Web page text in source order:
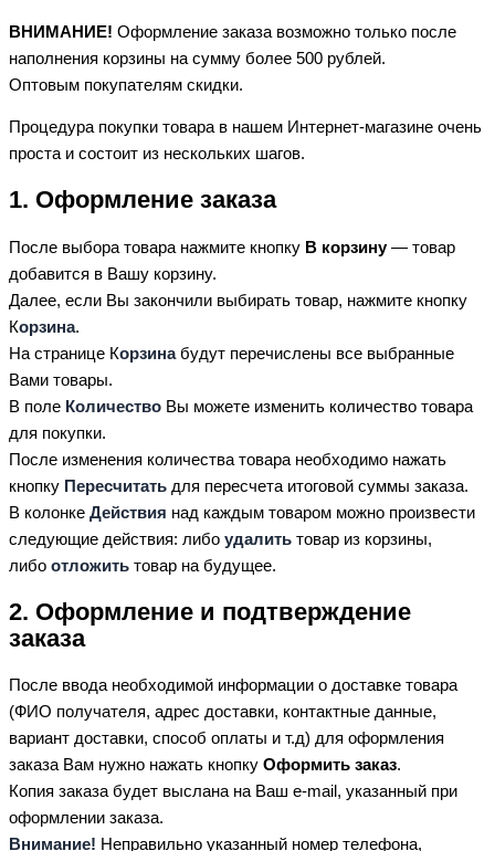
ВНИМАНИЕ! Оформление заказа возможно только после
наполнения корзины на сумму более 500 рублей.
Оптовым покупателям скидки.
Процедура покупки товара в нашем Интернет-магазине очень
проста и состоит из нескольких шагов.
1. Оформление заказа
После выбора товара нажмите кнопку В корзину— товар
добавится в Вашу корзину.
Далее, если Вы закончили выбирать товар, нажмите кнопку
Корзина.
На странице Корзинабудут перечислены все выбранные
Вами товары.
В поле Количество Вы можете изменить количество товара
для покупки.
После изменения количества товара необходимо нажать
кнопку Пересчитать для пересчета итоговой суммы заказа.
В колонке Действия над каждым товаром можно произвести
следующие действия: либо удалить товар из корзины,
либо отложить товар на будущее.
2. Оформление и подтверждение
заказа
После ввода необходимой информации о доставке товара
(ФИО получателя, адрес доставки, контактные данные,
вариант доставки, способ оплаты и т.д) для оформления
заказа Вам нужно нажать кнопку Оформить заказ.
Копия заказа будет выслана на Ваш e-mail, указанный при
оформлении заказа.
Внимание! Неправильно указанный номер телефона,